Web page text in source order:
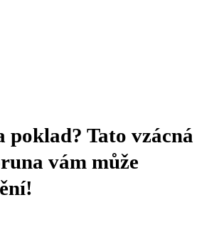
poklad? Tato vzácná
vám může